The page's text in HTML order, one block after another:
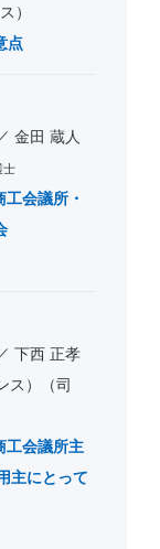
）
点
金田 蔵人
士
会議所・
下西 正孝
ス）（司
工会議所主
主にとって